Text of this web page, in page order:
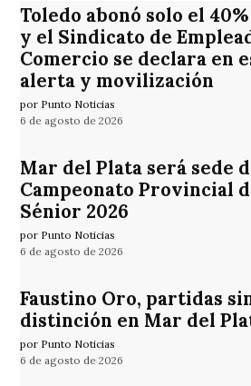
Toledo abonó solo el
y el Sindicato de
Comercio se declara en
alerta y movilización
por Punto Noticias
6 de agosto de 2026
Mar del Plata será sede
Campeonato Provincial
Sénior 2026
por Punto Noticias
6 de agosto de 2026
Faustino Oro, partidas
distinción en Mar del
por Punto Noticias
6 de agosto de 2026